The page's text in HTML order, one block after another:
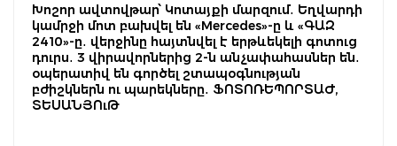
Խոշոր ավտովթար՝ Կոտայքի մարզում․ Եղվարդի
կամրջի մոտ բախվել են «Mercedes»-ը և «ԳԱԶ
2410»-ը․ վերջինը հայտնվել է երթևեկելի գոտուց
դուրս․ 3 վիրավորներից 2-ն անչափահասներ են․
օպերատիվ են գործել շտապօգնության
բժիշկներն ու պարեկները․ ՖՈՏՈՌԵՊՈՐՏԱԺ,
ՏԵՍԱՆՅՈւԹ